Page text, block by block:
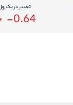
تغییر در یک روز
-0.64